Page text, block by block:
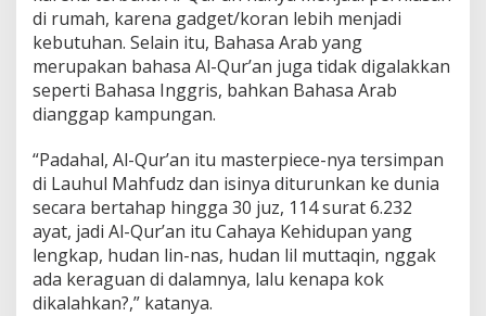
H
P
!
di rumah, karena gadget/koran lebih menjadi
kebutuhan. Selain itu, Bahasa Arab yang
merupakan bahasa Al-Qur’an juga tidak digalakkan
seperti Bahasa Inggris, bahkan Bahasa Arab
dianggap kampungan.
“Padahal, Al-Qur’an itu masterpiece-nya tersimpan
di Lauhul Mahfudz dan isinya diturunkan ke dunia
secara bertahap hingga 30 juz, 114 surat 6.232
ayat, jadi Al-Qur’an itu Cahaya Kehidupan yang
lengkap, hudan lin-nas, hudan lil muttaqin, nggak
ada keraguan di dalamnya, lalu kenapa kok
dikalahkan?,” katanya.